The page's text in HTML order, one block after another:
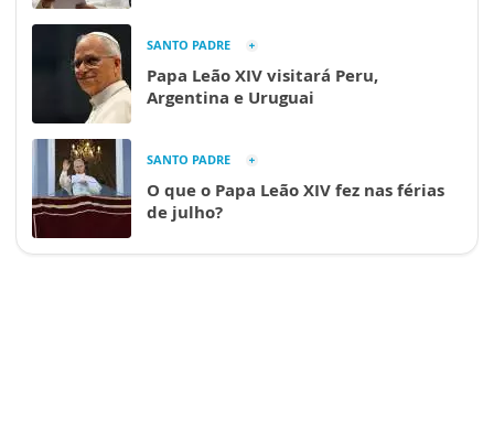
SANTO PADRE
Papa Leão XIV visitará Peru,
Argentina e Uruguai
SANTO PADRE
O que o Papa Leão XIV fez nas férias
de julho?